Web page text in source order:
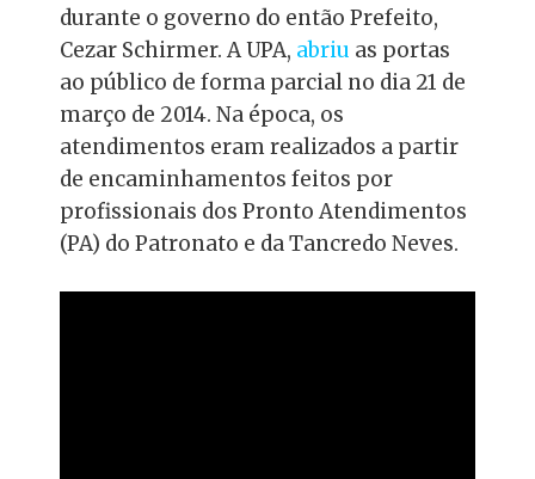
durante o governo do então Prefeito,
Cezar Schirmer. A UPA, abriu as portas
ao público de forma parcial no dia 21 de
março de 2014. Na época, os
atendimentos eram realizados a partir
de encaminhamentos feitos por
profissionais dos Pronto Atendimentos
(PA) do Patronato e da Tancredo Neves.